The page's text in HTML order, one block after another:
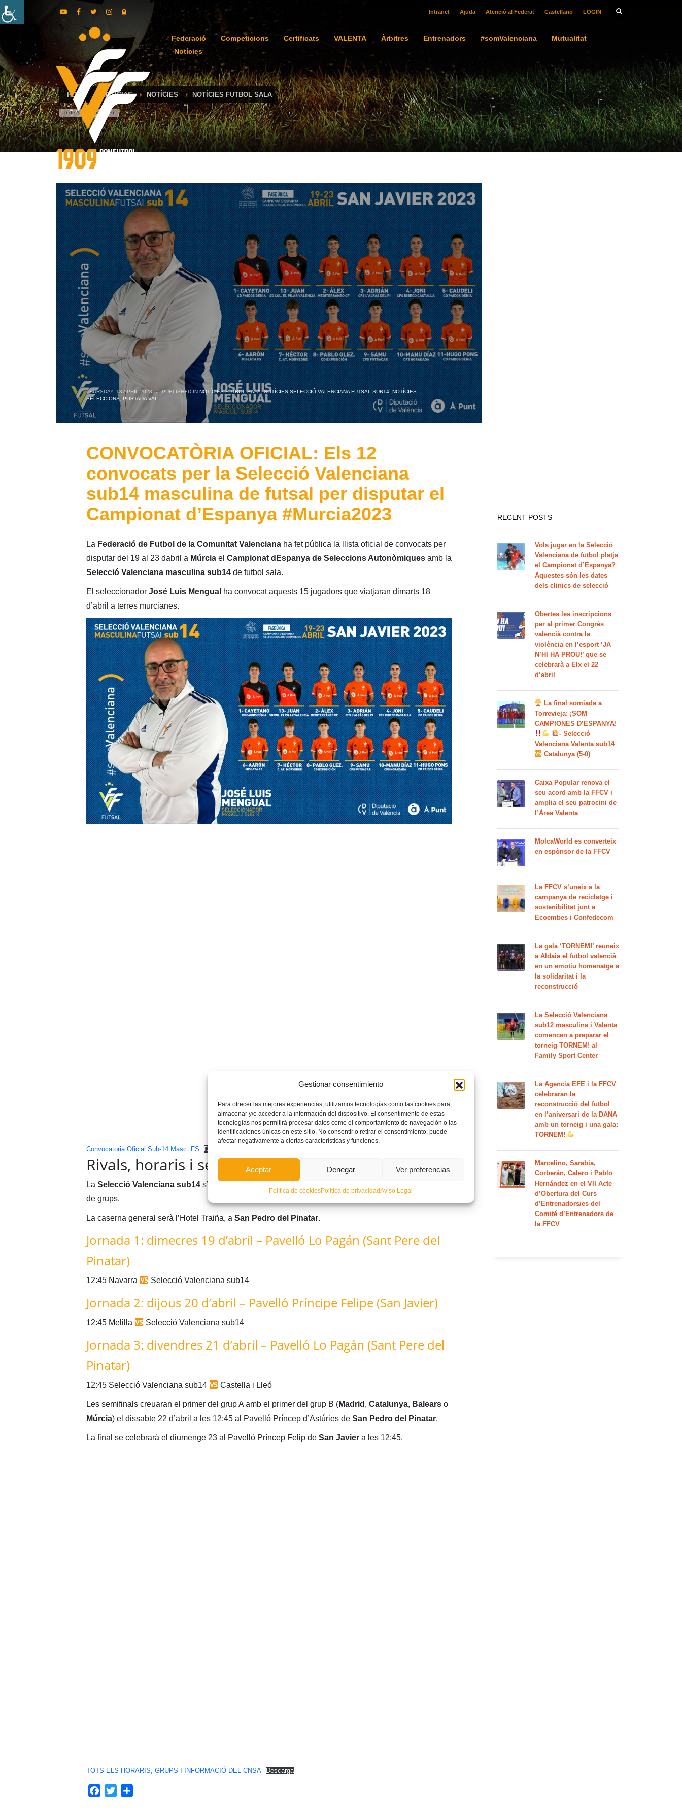
Gestionar consentimiento
Para ofrecer las mejores experiencias, utilizamos tecnologías como las cookies para
almacenar y/o acceder a la información del dispositivo. El consentimiento de estas
tecnologías nos permitirá procesar datos como el comportamiento de navegación o las
identificaciones únicas en este sitio. No consentir o retirar el consentimiento, puede
afectar negativamente a ciertas características y funciones.
Aceptar Denegar Ver preferencias
Política de cookiesPolítica de privacidadAviso Legal
Intranet Ajuda Atenció al Federat Castellano LOGIN
Federació Competicions Certificats VALENTA Àrbitres Entrenadors #somValenciana
Mutualitat
Notícies
HOME NOTICIAS NOTÍCIES NOTÍCIES FUTBOL SALA
6 de August de 2026
THURSDAY, 13 APRIL 2023 / PUBLISHED IN NOTÍCIES FUTBOL SALA,NOTÍCIES SELECCIÓ VALENCIANA FUTSAL SUB14,NOTÍCIES
SELECCIONS
PORTADA VAL
CONVOCATÒRIA OFICIAL: Els 12
convocats per la Selecció Valenciana
sub14 masculina de futsal per disputar el
Campionat d’Espanya #Murcia2023
La Federació de Futbol de la Comunitat Valenciana ha fet pública la llista oficial de convocats per
disputar del 19 al 23 dabril a Múrciael Campionat dEspanya de Seleccions Autonòmiques amb la
Selecció Valenciana masculina sub14 de futbol sala.
El seleccionador José Luis Mengual ha convocat aquests 15 jugadors que viatjaran dimarts 18
d’abril a terres murcianes.
Convocatoria Oficial Sub-14 Masc. FS Descarga
Rivals, horaris i seus
La Selecció Valenciana sub14s’enfrontarà al Grup A a
de grups.
La caserna general serà l’Hotel Traiña, a San Pedro del Pinatar.
Jornada 1: dimecres 19 d’abril – Pavelló Lo Pagán (Sant Pere del
Pinatar)
12:45 Navarra Selecció Valenciana sub14
Jornada 2: dijous 20 d’abril – Pavelló Príncipe Felipe (San Javier)
12:45 Melilla Selecció Valenciana sub14
Jornada 3: divendres 21 d’abril – Pavelló Lo Pagán (Sant Pere del
Pinatar)
12:45 Selecció Valenciana sub14 Castella i Lleó
Les semifinals creuaran el primer del grup A amb el primer del grup B (Madrid , Catalunya, Balearso
Múrcia) el dissabte 22 d’abril a les 12:45 al Pavelló Príncep d’Astúries de San Pedro del Pinatar.
La final se celebrarà el diumenge 23 al Pavelló Príncep Felip de San Javier a les 12:45.
TOTS ELS HORARIS, GRUPS I INFORMACIÓ DEL CNSA Descarga
Facebook
Twitter
RECENT POSTS
Vols jugar en la Selecció
Valenciana de futbol platja
el Campionat d’Espanya?
Aquestes són les dates
dels clinics de selecció
Obertes les inscripcions
per al primer Congrés
valencià contra la
violència en l’esport ‘JA
N’HI HA PROU!’ que se
celebrarà a Elx el 22
d’abril
La final somiada a
Torrevieja: ¡SOM
CAMPIONES D’ESPANYA!
- Selecció
Valenciana Valenta sub14
Catalunya (5-0)
Caixa Popular renova el
seu acord amb la FFCV i
amplia el seu patrocini de
l’Àrea Valenta
MolcaWorld es converteix
en espònsor de la FFCV
La FFCV s’uneix a la
campanya de reciclatge i
sostenibilitat junt a
Ecoembes i Confedecom
La gala ‘TORNEM!’ reuneix
a Aldaia el futbol valencià
en un emotiu homenatge a
la solidaritat i la
reconstrucció
La Selecció Valenciana
sub12 masculina i Valenta
comencen a preparar el
torneig TORNEM! al
Family Sport Center
La Agencia EFE i la FFCV
celebraran la
reconstrucció del futbol
en l’aniversari de la DANA
amb un torneig i una gala:
TORNEM!
Marcelino, Sarabia,
Corberán, Calero i Pablo
Hernández en el VII Acte
d’Obertura del Curs
d’Entrenadors/es del
Comité d’Entrenadors de
la FFCV